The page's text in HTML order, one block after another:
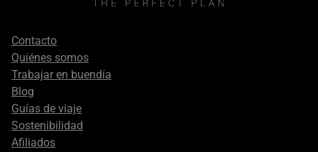
Footer
secondary
Contacto
Quiénes somos
Trabajar en buendía
Blog
Guías de viaje
Sostenibilidad
Afiliados